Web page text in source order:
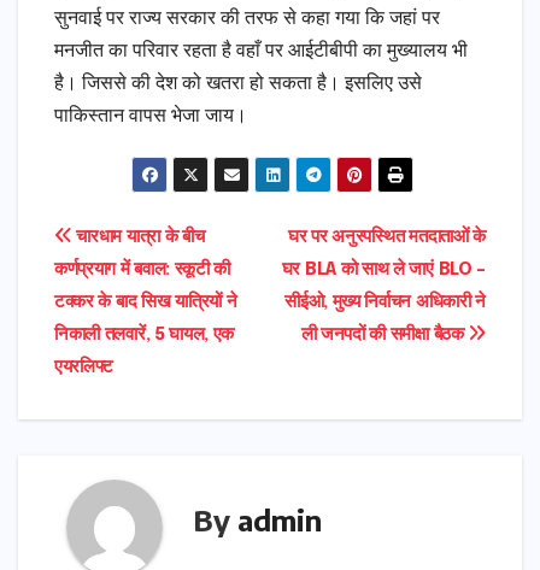
सुनवाई पर राज्य सरकार की तरफ से कहा गया कि जहां पर
मनजीत का परिवार रहता है वहाँ पर आईटीबीपी का मुख्यालय भी
है। जिससे की देश को खतरा हो सकता है। इसलिए उसे
पाकिस्तान वापस भेजा जाय।
Post
navigation
घर पर अनुस्पस्थित मतदाताओं के
घर BLA को साथ ले जाएं BLO –
सीईओ, मुख्य निर्वाचन अधिकारी ने
ली जनपदों की समीक्षा बैठक
चारधाम यात्रा के बीच
कर्णप्रयाग में बवाल: स्कूटी की
टक्कर के बाद सिख यात्रियों ने
निकाली तलवारें, 5 घायल, एक
एयरलिफ्ट
By admin